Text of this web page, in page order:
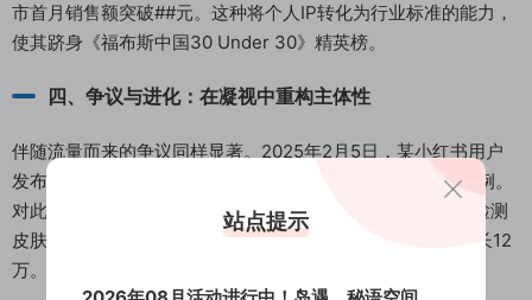
市首月销售额突破##元。这种将个人IP转化为行业标准的能力，
使其跻身《福布斯中国30 Under 30》精英榜。
四、争议与进化：在凝视中重构主体性
伴随流量而来的争议同样显著。2025年2月5日，某小红书用户
发布“黑杜宾身材造假”的对比图，指控其使用PS拉伸腿部比例。
对此，她在微博发起“24小时素颜直播挑战”，邀请###现场检测
皮肤弹性与骨骼结构，该事件反而推动其抖音粉丝量单日增长12
万。
站点提示